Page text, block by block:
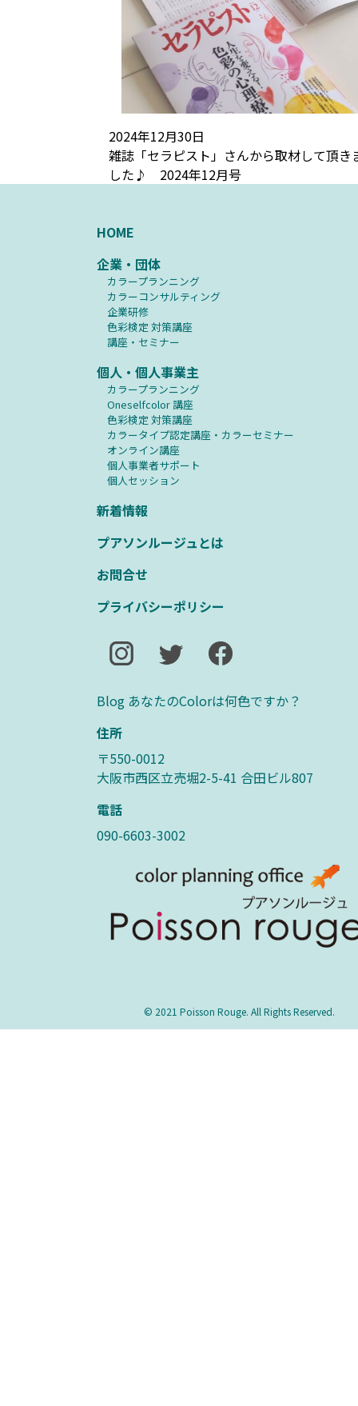
2024年12月30日
雑誌「セラピスト」さんから取材して頂き
した♪ 2024年12月号
HOME
企業・団体
カラープランニング
カラーコンサルティング
企業研修
⾊彩検定 対策講座
講座・セミナー
個人・個人事業主
カラープランニング
Oneselfcolor 講座
⾊彩検定 対策講座
カラータイプ認定講座・カラーセミナー
オンライン講座
個人事業者サポート
個人セッション
新着情報
プアソンルージュとは
お問合せ
プライバシーポリシー
Blog あなたのColorは何色ですか？
住所
〒550-0012
大阪市西区立売堀2-5-41 合田ビル807
電話
090-6603-3002
© 2021 Poisson Rouge. All Rights Reserved.